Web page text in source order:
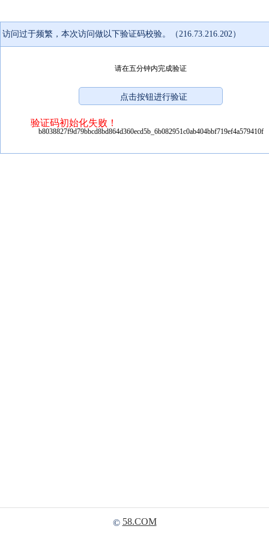
访问过于频繁，本次访问做以下验证码校验。（216.73.216.202）
请在五分钟内完成验证
验证码初始化失败！
b8038827f9d79bbcd8bd864d360ecd5b_6b082951c0ab404bbf719ef4a579410f
© 58.COM